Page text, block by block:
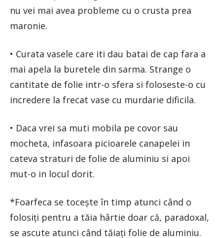
nu vei mai avea probleme cu o crusta prea
maronie.
• Curata vasele care iti dau batai de cap fara a
mai apela la buretele din sarma. Strange o
cantitate de folie intr-o sfera si foloseste-o cu
incredere la frecat vase cu murdarie dificila.
• Daca vrei sa muti mobila pe covor sau
mocheta, infasoara picioarele canapelei in
cateva straturi de folie de aluminiu si apoi
mut-o in locul dorit.
*Foarfeca se toceşte în timp atunci când o
folosiţi pentru a tăia hârtie doar că, paradoxal,
se ascute atunci când tăiaţi folie de aluminiu.